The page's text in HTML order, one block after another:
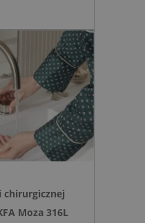
przestrzeni w
do szybkich
chirurgicznej
Moza 316L